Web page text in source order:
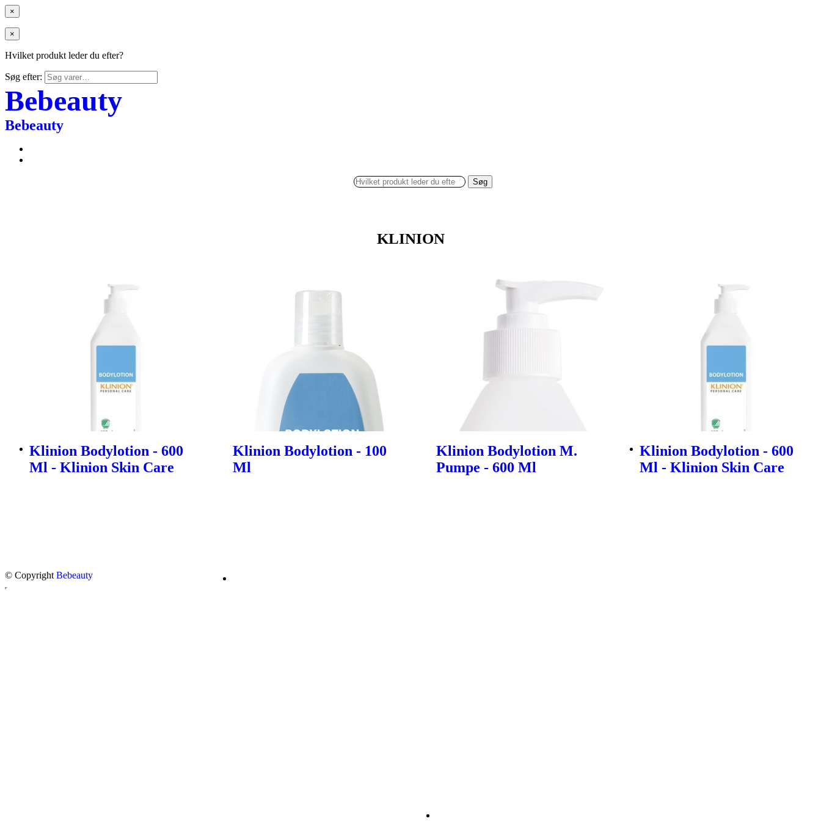
×
×
Hvilket produkt leder du efter?
Søg efter:
Bebeauty
Bebeauty
Søg
KLINION
Klinion Bodylotion - 600
Ml - Klinion Skin Care
Klinion Bodylotion - 100
Ml
Klinion Bodylotion M.
Pumpe - 600 Ml
Klinion Bodylotion - 600
Ml - Klinion Skin Care
© Copyright Bebeauty